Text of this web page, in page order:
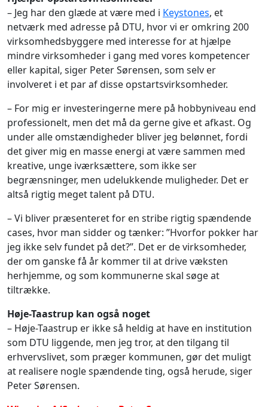
– Jeg har den glæde at være med i Keystones, et
netværk med adresse på DTU, hvor vi er omkring 200
virksomhedsbyggere med interesse for at hjælpe
mindre virksomheder i gang med vores kompetencer
eller kapital, siger Peter Sørensen, som selv er
involveret i et par af disse opstartsvirksomheder.
– For mig er investeringerne mere på hobbyniveau end
professionelt, men det må da gerne give et afkast. Og
under alle omstændigheder bliver jeg belønnet, fordi
det giver mig en masse energi at være sammen med
kreative, unge iværksættere, som ikke ser
begrænsninger, men udelukkende muligheder. Det er
altså rigtig meget talent på DTU.
– Vi bliver præsenteret for en stribe rigtig spændende
cases, hvor man sidder og tænker: ”Hvorfor pokker har
jeg ikke selv fundet på det?”. Det er de virksomheder,
der om ganske få år kommer til at drive væksten
herhjemme, og som kommunerne skal søge at
tiltrække.
Høje-Taastrup kan også noget
– Høje-Taastrup er ikke så heldig at have en institution
som DTU liggende, men jeg tror, at den tilgang til
erhvervslivet, som præger kommunen, gør det muligt
at realisere nogle spændende ting, også herude, siger
Peter Sørensen.